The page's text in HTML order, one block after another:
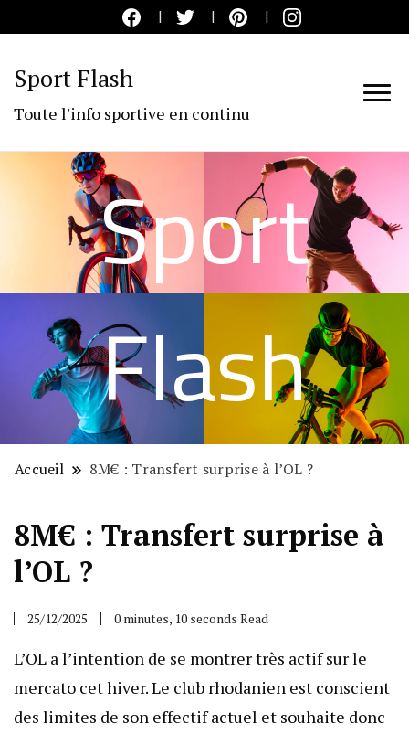
Sport Flash
Toute l'info sportive en continu
Sport
Flash
Accueil 8M€ : Transfert surprise à l’OL ?
8M€ : Transfert surprise à
l’OL ?
25/12/2025 0 minutes, 10 seconds Read
L’OL a l’intention de se montrer très actif sur le
mercato cet hiver. Le club rhodanien est conscient
des limites de son effectif actuel et souhaite donc